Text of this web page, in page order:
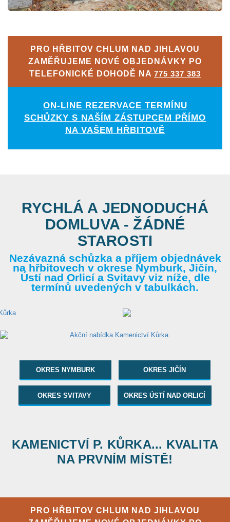
PRO HŘBITOV CHLUM NAD JIHLAVOU
ZAMĚŘUJEME NOVÉ OBJEDNÁVKY PO
TELEFONICKÉ DOHODĚ NA 775 337 383
ON-LINE REZERVACE TERMÍNU
SCHŮZKY S NAŠÍM ZÁSTUPCEM PŘÍMO
NA VAŠEM HŘBITOVĚ
RYCHLÁ A JEDNODUCHÁ
DOMLUVA - ŽÁDNÉ
STAROSTI
Nezávazná schůzka a příjem objednávek
na hřbitovech v okrese Nymburk, Jičín,
Ústí nad Orlicí a Svitavy viz níže, dle
termínů uvedených v tabulkách.
OKRES NYMBURK OKRES JIČÍN
OKRES SVITAVY OKRES ÚSTÍ NAD ORLICÍ
KAMENICTVÍ P. KŮRKA... KVALITA
NA PRVNÍM MÍSTĚ!
PRO HŘBITOV CHLUM NAD JIHLAVOU